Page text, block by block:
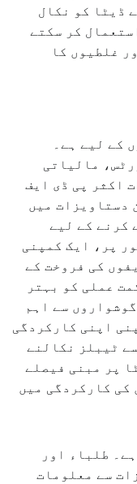
ڈیٹا کو نکال
کر سکتے
غلطیوں کا
کے لیے ہے۔
مالیاتی
اکثر پی ڈی ایف
دستاویزات میں
کرنے کے لیے
پر، ایک کمپنی
کی فروخت کے
عملی کو بہتر
سے اہم
اپنی کارکردگی
ٹیبلز نکالنے
پر مبنی فیصلے
کی کارکردگی میں
طلباء اور
سے معلومات